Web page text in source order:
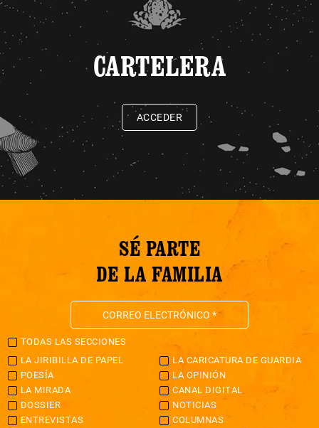
CARTELERA
ACCEDER
SÉ PARTE
DE LA FAMILIA
TODAS LAS SECCIONES
LA JIRIBILLA DE PAPEL
LA CARICATURA DE GUARDIA
POESÍA
LA OPINIÓN
LA MIRADA
CANAL DIGITAL
DOSSIER
NOTICIAS
ENTREVISTAS
COLUMNAS